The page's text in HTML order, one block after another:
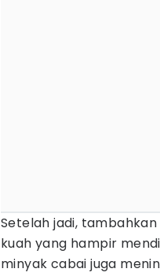
Setelah jadi,
kuah yang hampir
minyak cabai juga